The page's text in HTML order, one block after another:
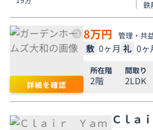
鉄
詳細を確認
8万円 管理・共
敷 0ヶ月 礼 0ヶ
所在階
2階
間取り
2LDK
Ｃｌａ